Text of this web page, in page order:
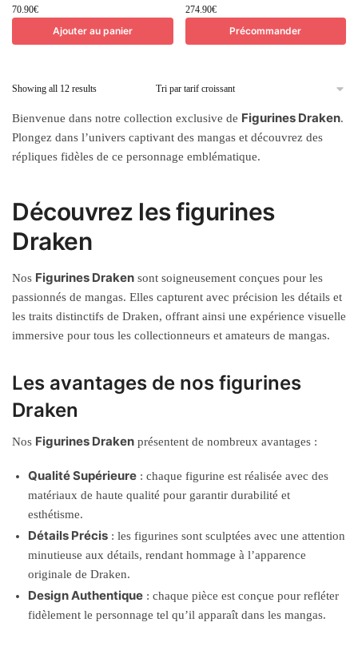
70.90€
Ajouter au panier
274.90€
Précommander
Showing all 12 resultsSorted
price:
low
high
Bienvenue dans notre collection exclusive de Figurines Draken.
Plongez dans l’univers captivant des mangas et découvrez des
répliques fidèles de ce personnage emblématique.
Découvrez les figurines
Draken
Nos Figurines Draken sont soigneusement conçues pour les
passionnés de mangas. Elles capturent avec précision les détails et
les traits distinctifs de Draken, offrant ainsi une expérience visuelle
immersive pour tous les collectionneurs et amateurs de mangas.
Les avantages de nos figurines
Draken
Nos Figurines Draken présentent de nombreux avantages :
Qualité Supérieure : chaque figurine est réalisée avec des
matériaux de haute qualité pour garantir durabilité et
esthétisme.
Détails Précis : les figurines sont sculptées avec une attention
minutieuse aux détails, rendant hommage à l’apparence
originale de Draken.
Design Authentique : chaque pièce est conçue pour refléter
fidèlement le personnage tel qu’il apparaît dans les mangas.